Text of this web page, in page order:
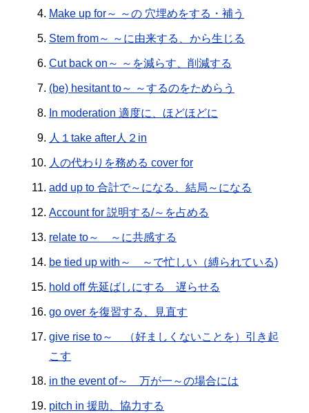
Make up for～ ～の 穴埋めをする・補う
Stem from～ ～に由来する、から生じる
Cut back on～ ～を減らす、削減する
(be) hesitant to～ ～するのをためらう
In moderation 適度に、ほどほどに
人１take after人２in
人の代わりを務める cover for
add up to 合計で～になる、結局～になる
Account for 説明する/～を占める
relate to～ ～に共感する
be tied up with～ ～で忙しい（縛られている)
hold off 先延ばしにする 遅らせる
go over を復習する、見直す
give rise to～ （好ましくないことを）引き起
こす
in the event of～ 万が一～の場合には
pitch in 援助、協力する